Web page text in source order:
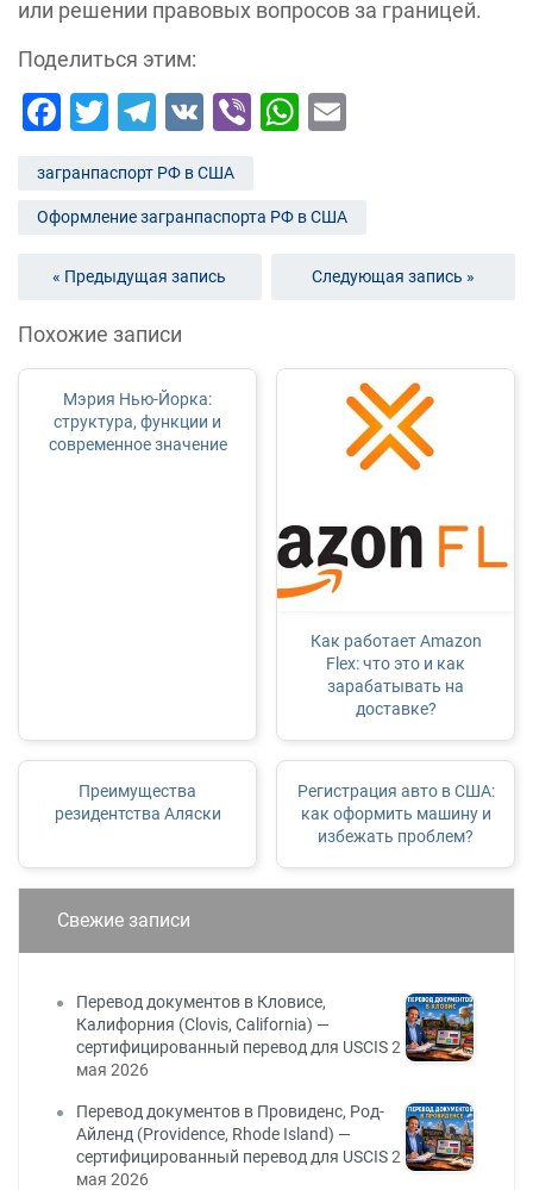
или решении правовых вопросов за границей.
Поделиться этим:
Facebook
Twitter
Telegram
VK ViberWhatsApp
загранпаспорт РФ в США
Оформление загранпаспорта РФ в США
« Предыдущая запись Следующая запись »
Похожие записи
Мэрия Нью-Йорка:
структура, функции и
современное значение
Как работает Amazon
Flex: что это и как
зарабатывать на
доставке?
Преимущества
резидентства Аляски
Регистрация авто в США:
как оформить машину и
избежать проблем?
Свежие записи
Перевод документов в Кловисе,
Калифорния (Clovis, California) —
сертифицированный перевод для USCIS2
мая 2026
Перевод документов в Провиденс, Род-
Айленд (Providence, Rhode Island) —
сертифицированный перевод для USCIS2
мая 2026